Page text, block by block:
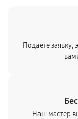
Подаете заявку,
Наш мастер